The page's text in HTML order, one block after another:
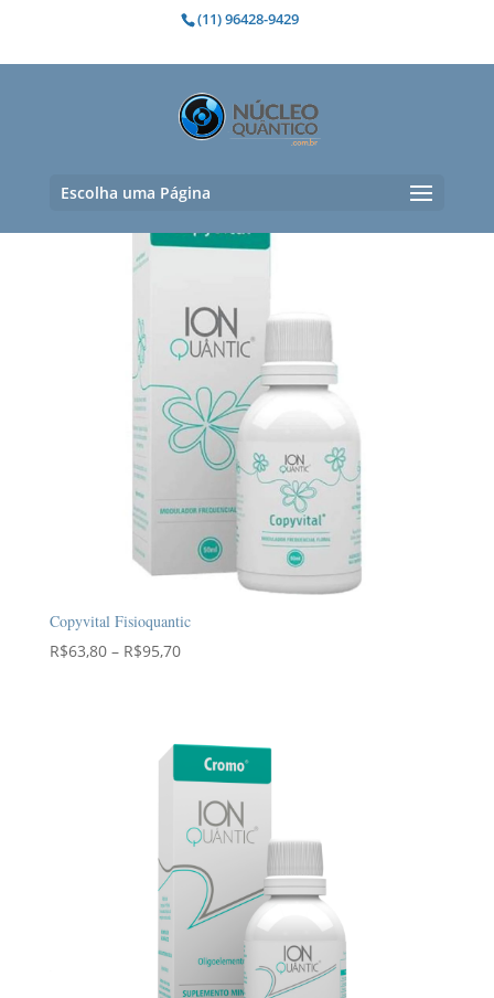
(11) 96428-9429
Escolha uma Página
metabolismo
Mostrando todos os 8 resultados
Copyvital Fisioquantic
R$63,80 – R$95,70Faixa
através
R$95,70